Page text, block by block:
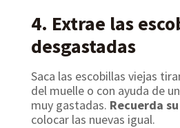
4. Extrae las
desgastadas
Saca las escobillas viejas
del muelle o con ayuda de
muy gastadas. Recuerda
colocar las nuevas igual.